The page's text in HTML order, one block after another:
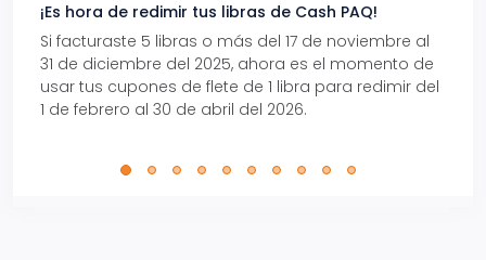
¡Es hora de redimir tus libras de Cash PAQ!
Si facturaste 5 libras o más del 17 de noviembre al
31 de diciembre del 2025, ahora es el momento de
usar tus cupones de flete de 1 libra para redimir del
1 de febrero al 30 de abril del 2026.